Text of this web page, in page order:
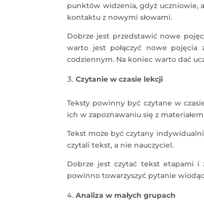
punktów widzenia, gdyż uczniowie,
kontaktu z nowymi słowami.
Dobrze jest przedstawić nowe
warto jest połączyć nowe pojęcia
codziennym. Na koniec warto dać
Czytanie w czasie lekcji
Teksty powinny być czytane w
ich w zapoznawaniu się z
Tekst może być czytany
czytali tekst, a nie nauczyciel.
Dobrze jest czytać tekst etapami i
powinno towarzyszyć pytanie
Analiza w małych grupach